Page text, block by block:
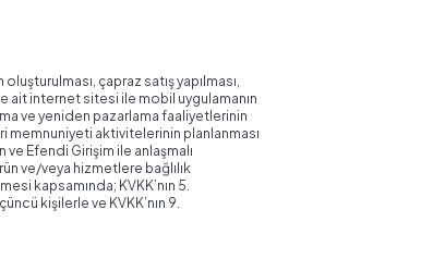
çapraz satış yapılması,
ait internet sitesi ile mobil uygulamanın
ve yeniden pazarlama faaliyetlerinin
memnuniyeti aktivitelerinin planlanması
Efendi Girişim ile anlaşmalı
ve/veya hizmetlere bağlılık
kapsamında; KVKK’nın 5.
kişilerle ve KVKK’nın 9.